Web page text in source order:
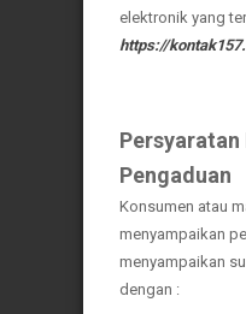
elektronik yang
https://
Persyaratan
Pengaduan
Konsumen atau
menyampaikan
menyampaikan
dengan :